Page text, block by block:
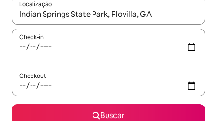
Localização
Quando os resultados estiverem disponíveis, explore-os
Check-in
Checkout
Buscar